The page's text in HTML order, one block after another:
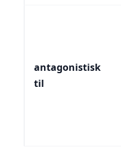
antagonistisk
til